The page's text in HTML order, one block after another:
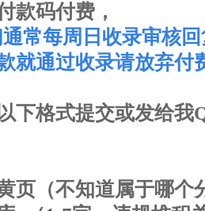
款码付费，
常每周日收录审核
就通过收录请放弃付
下格式提交或发给我
页（不知道属于哪